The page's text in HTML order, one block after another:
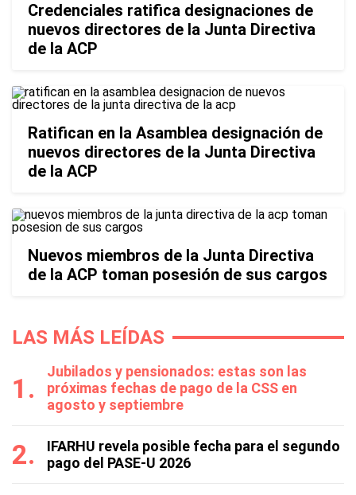
Credenciales ratifica designaciones de
nuevos directores de la Junta Directiva
de la ACP
Ratifican en la Asamblea designación de
nuevos directores de la Junta Directiva
de la ACP
Nuevos miembros de la Junta Directiva
de la ACP toman posesión de sus cargos
LAS MÁS LEÍDAS
Jubilados y pensionados: estas son las
próximas fechas de pago de la CSS en
agosto y septiembre
IFARHU revela posible fecha para el segundo
pago del PASE-U 2026